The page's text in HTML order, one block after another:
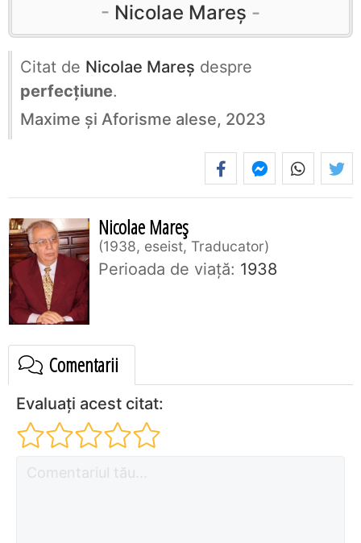
Nicolae Mareș
Citat de Nicolae Mareș despre
perfecţiune.
Maxime și Aforisme alese, 2023
Nicolae Mareș
1938, eseist, Traducator
Perioada de viaţă: 1938
Comentarii
Evaluați acest citat: